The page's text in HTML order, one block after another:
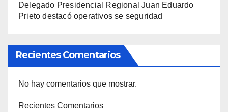
Delegado Presidencial Regional Juan Eduardo
Prieto destacó operativos se seguridad
Recientes Comentarios
No hay comentarios que mostrar.
Recientes Comentarios